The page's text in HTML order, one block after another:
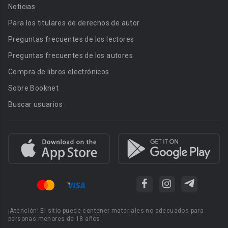
Noticias
Para los titulares de derechos de autor
Preguntas frecuentes de los lectores
Preguntas frecuentes de los autores
Compra de libros electrónicos
Sobre Booknet
Buscar usuarios
¡Atención! El sitio puede contener materiales no adecuados para
personas menores de 18 años.